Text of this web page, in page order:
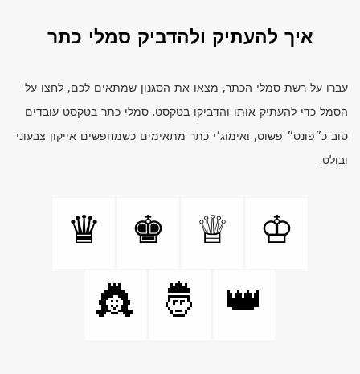
איך להעתיק ולהדביק סמלי כתר
עברו על רשת סמלי הכתר, מצאו את הסגנון שמתאים לכם, לחצו על
הסמל כדי להעתיק אותו והדביקו בטקסט. סמלי כתר בטקסט עובדים
טוב כ״פונט״ פשוט, ואימוג׳י כתר מתאימים כשמחפשים אייקון צבעוני
ובולט.
♔
♕
♚
♛
👑
🤴
👸